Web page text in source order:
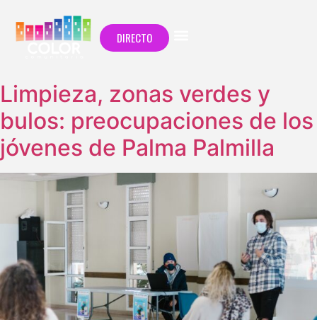
DIRECTO
Limpieza, zonas verdes y
bulos: preocupaciones de los
jóvenes de Palma Palmilla